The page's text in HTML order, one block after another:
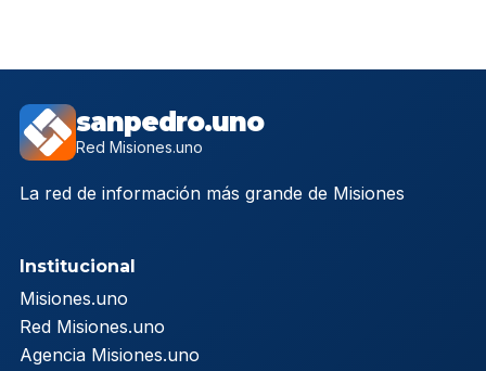
sanpedro.uno
Red Misiones.uno
La red de información más grande de Misiones
Institucional
Misiones.uno
Red Misiones.uno
Agencia Misiones.uno